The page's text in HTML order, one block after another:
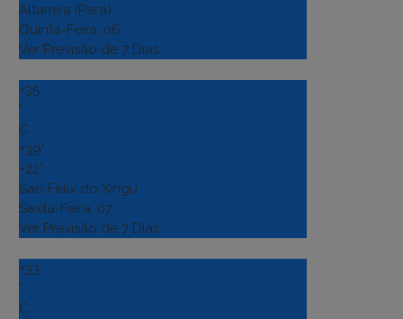
Altamira (Para)
Quinta-Feira, 06
Ver Previsão de 7 Dias
+35
°
C
+39°
+22°
Sao Felix do Xingu
Sexta-Feira, 07
Ver Previsão de 7 Dias
+33
°
C